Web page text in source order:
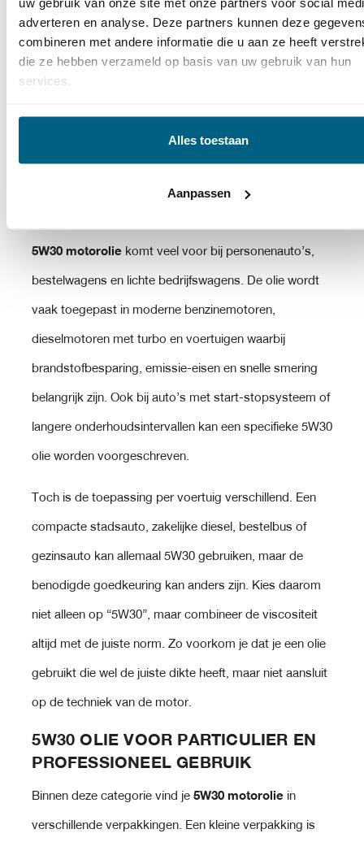
adverteren en analyse. Deze partners kunnen deze
combineren met andere informatie die u aan ze heeft
die ze hebben verzameld op basis van uw gebruik van hun
services.
Alles toestaan
Aanpassen
belast worden of meer warmte ontwikkelen.
motoroliewordt vaker gebruikt bij oudere voertuigen,
motoren met hogere kilometerstanden of toepassingen
VOOR WELKE VOERTUIGEN IS 5W30
5W30 motorolie komt veel voor bij personenauto’s,
bestelwagens en lichte bedrijfswagens. De olie wordt
vaak toegepast in moderne benzinemotoren,
dieselmotoren met turbo en voertuigen waarbij
brandstofbesparing, emissie-eisen en snelle smering
belangrijk zijn. Ook bij auto’s met start-stopsysteem of
langere onderhoudsintervallen kan een specifieke 5W30
olie worden voorgeschreven.
Toch is de toepassing per voertuig verschillend. Een
compacte stadsauto, zakelijke diesel, bestelbus of
gezinsauto kan allemaal 5W30 gebruiken, maar de
benodigde goedkeuring kan anders zijn. Kies daarom
niet alleen op “5W30”, maar combineer de viscositeit
altijd met de juiste norm. Zo voorkom je dat je een olie
gebruikt die wel de juiste dikte heeft, maar niet aansluit
op de techniek van de motor.
5W30 OLIE VOOR PARTICULIER EN
PROFESSIONEEL GEBRUIK
Binnen deze categorie vind je5W30 motorolie in
verschillende verpakkingen. Een kleine verpakking is